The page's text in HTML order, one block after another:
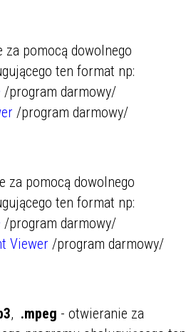
za pomocą dowolnego
ten format np:
/program darmowy/
/program darmowy/
za pomocą dowolnego
ten format np:
/program darmowy/
Viewer /program darmowy/
, .mpeg - otwieranie za